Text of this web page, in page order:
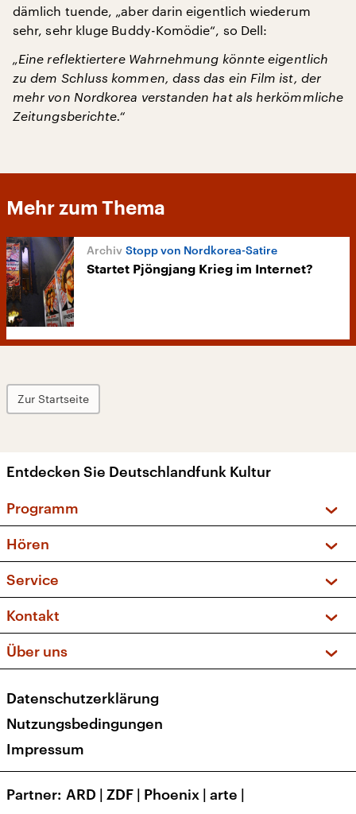
dämlich tuende, „aber darin eigentlich wiederum
sehr, sehr kluge Buddy-Komödie“, so Dell:
„Eine reflektiertere Wahrnehmung könnte eigentlich
zu dem Schluss kommen, dass das ein Film ist, der
mehr von Nordkorea verstanden hat als herkömmliche
Zeitungsberichte.“
Mehr zum Thema
Stopp von Nordkorea-Satire
Startet Pjöngjang Krieg im Internet?
Zur Startseite
Entdecken Sie Deutschlandfunk Kultur
Programm
Sendungen und Podcasts
Musikliste
Kakadu – Das Kinderprogramm
Hören
Frequenzen (UKW + DAB+)
Service
FAQ
Apps
Newsletter
Veranstaltungen
Kontakt
Social Media
Über uns
Presse
Karriere
Transparenz
Datenschutzerklärung
Nutzungsbedingungen
Impressum
Partner ARD | ZDF | Phoenix | arte |